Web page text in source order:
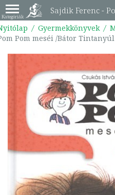
Sajdik Ferenc -
Pom meséi /
Tintanyúl |
9789632452265
Gyermekkönyvek
Pom meséi /Bátor Tintanyúl